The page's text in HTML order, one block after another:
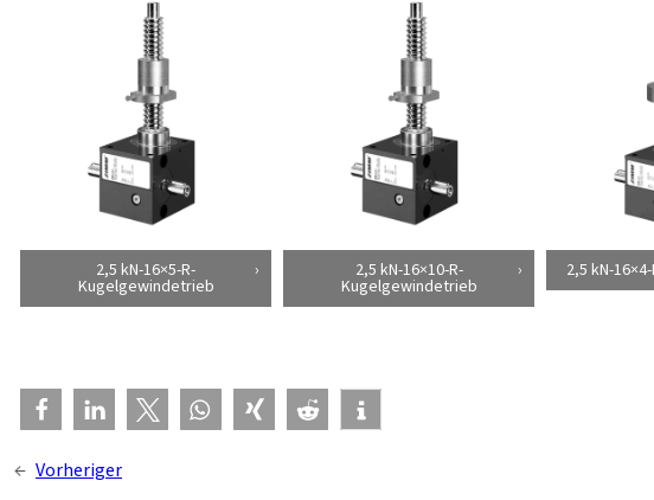
2,5 kN-16×5-R-
Kugelgewindetrieb
2,5 kN-16×10-R-
Kugelgewindetrieb
2,5 kN-
← Vorheriger